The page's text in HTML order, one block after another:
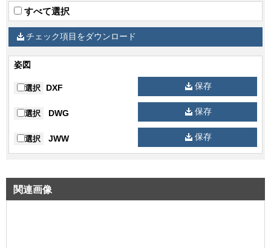
すべて選択
チェック項目をダウンロード
姿図
選択 DXF 保存
選択 DWG 保存
選択 JWW 保存
関連画像